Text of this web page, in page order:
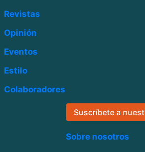
Revistas
Opinión
Eventos
Estilo
Colaboradores
Suscríbete a
Sobre nosotros